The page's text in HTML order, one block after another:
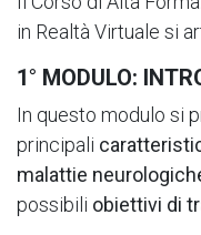
in Realtà Virtuale si
1° MODULO:
In questo modulo si
principali
malattie
possibili obiettivi di